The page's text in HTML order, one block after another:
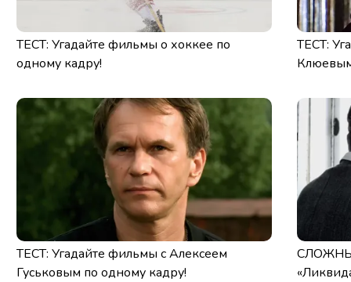
ТЕСТ: Угадайте фильмы о хоккее по
одному кадру!
ТЕСТ:
ТЕСТ: Угадайте фильмы с Алексеем
Гуськовым по одному кадру!